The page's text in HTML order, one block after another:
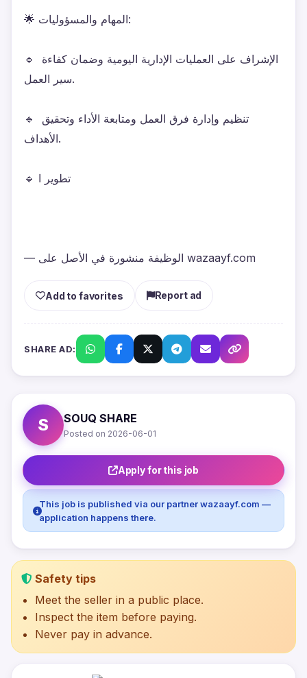
🌟 المهام والمسؤوليات:
🔹 الإشراف على العمليات الإدارية اليومية وضمان كفاءة
سير العمل.
🔹 تنظيم وإدارة فرق العمل ومتابعة الأداء وتحقيق
الأهداف.
🔹 تطوير ا
— الوظيفة منشورة في الأصل على wazaayf.com
Add to favorites Report ad
SHARE AD:
S SOUQ SHARE
Posted on 2026-06-01
Apply for this job
This job is published via our partner wazaayf.com —
application happens there.
Safety tips
Meet the seller in a public place.
Inspect the item before paying.
Never pay in advance.